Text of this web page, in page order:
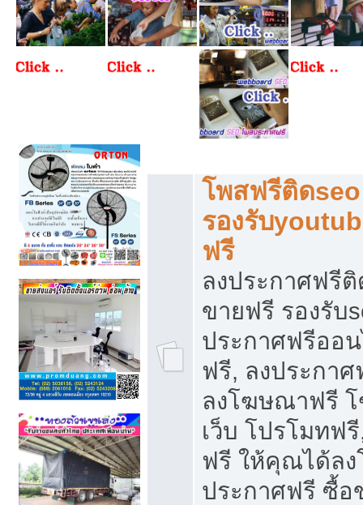
โพสฟรีติด
รองรับ
ฟรี
ลงประกาศฟรีติ
ขายฟรี รองรับ
ประกาศฟรีออ
ฟรี, ลงประกา
ลงโฆษณาฟรี
เว็บ โปรโมทฟ
ฟรี ให้คุณได้ล
ประกาศฟรี ซื้อ